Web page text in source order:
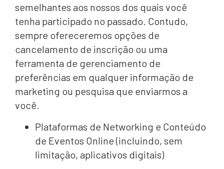
semelhantes aos nossos dos quais você
tenha participado no passado. Contudo,
sempre ofereceremos opções de
cancelamento de inscrição ou uma
ferramenta de gerenciamento de
preferências em qualquer informação de
marketing ou pesquisa que enviarmos a
você.
Plataformas de Networking e Conteúdo
de Eventos Online (incluindo, sem
limitação, aplicativos digitais)